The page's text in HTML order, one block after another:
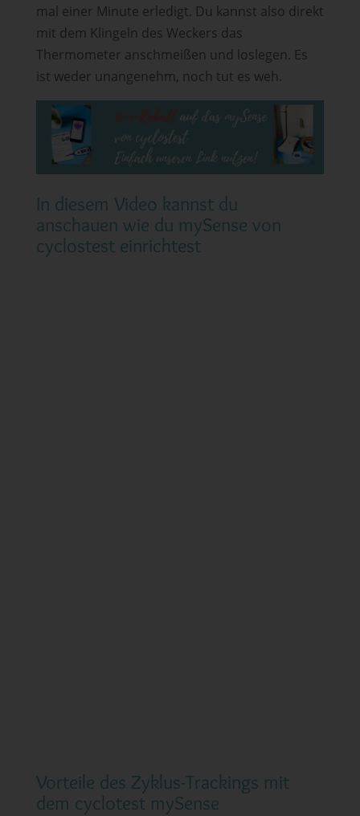
mal einer Minute erledigt. Du kannst also direkt
mit dem Klingeln des Weckers das
Thermometer anschmeißen und loslegen. Es
ist weder unangenehm, noch tut es weh.
In diesem Video kannst du
anschauen wie du mySense von
cyclostest einrichtest
Vorteile des Zyklus-Trackings mit
dem cyclotest mySense